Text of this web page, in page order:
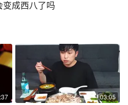
成西八了吗
03:05